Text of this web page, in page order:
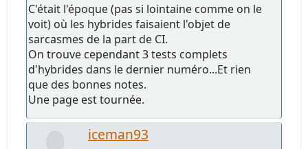
C'était l'époque (pas si lointaine comme on le
voit) où les hybrides faisaient l'objet de
sarcasmes de la part de CI.
On trouve cependant 3 tests complets
d'hybrides dans le dernier numéro...Et rien
que des bonnes notes.
Une page est tournée.
iceman93